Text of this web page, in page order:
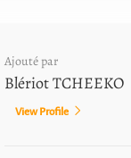
Ajouté par
Blériot TCHEEKO
View Profile